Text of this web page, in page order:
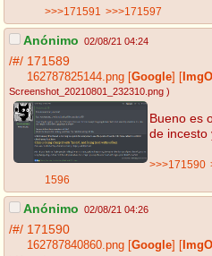
>>>171591 >>>171597
Anónimo 02/08/21 04:24
/#/ 171589
162787825144.png Google
Screenshot_20210801_232310.png )
Bueno es
de incesto
>>>171590
1596
Anónimo 02/08/21 04:26
/#/ 171590
162787840860.png Google